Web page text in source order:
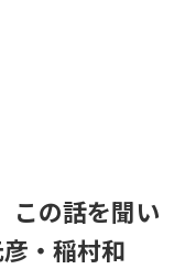
この話を聞い
・稲村和